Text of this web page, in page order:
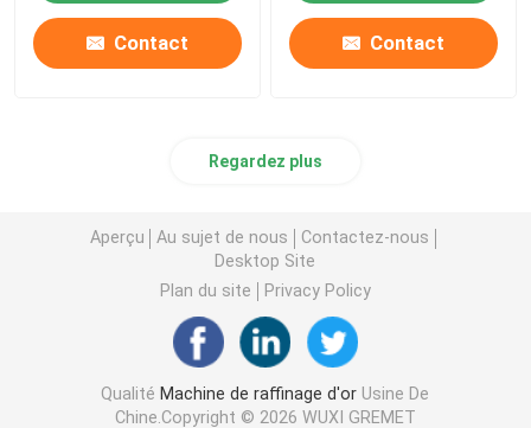
Contact Contact
Regardez plus
Aperçu Au sujet de nous
Contactez-nous
Desktop Site
Plan du site
Privacy Policy
Qualité Machine de raffinage d'or Usine De
Chine.Copyright © 2026 WUXI GREMET